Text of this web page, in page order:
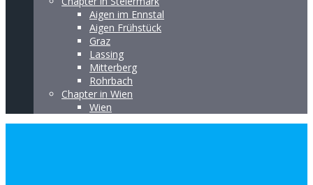
Aigen im Ennstal
Aigen Frühstück
Graz
Lassing
Mitterberg
Rohrbach
Chapter in Wien
Wien